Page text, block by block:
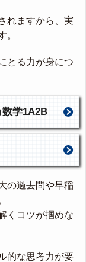
れますから、実
。
とる力が身につ
学1A2B
の過去問や早稲
くコツが掴めな
的な思考力が要